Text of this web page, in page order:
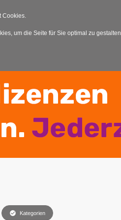
check_circle Kategorien
Cookies.
um die Seite für Sie optimal zu